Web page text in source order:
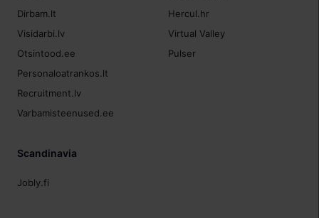
Dirbam.lt
Visidarbi.lv
Otsintood.ee
Personaloatrankos.lt
Recruitment.lv
Varbamisteenused.ee
Hercul.hr
Virtual Valley
Pulser
Scandinavia
Jobly.fi